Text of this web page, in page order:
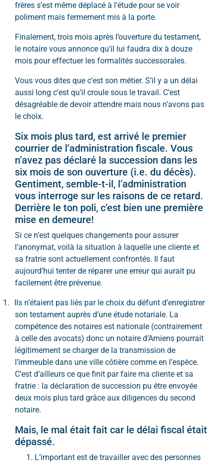
frères s’est même déplacé à l’étude pour se voir
poliment mais fermement mis à la porte.
Finalement, trois mois après l’ouverture du testament,
le notaire vous annonce qu’il lui faudra dix à douze
mois pour effectuer les formalités successorales.
Vous vous dites que c’est son métier. S’il y a un délai
aussi long c’est qu’il croule sous le travail. C’est
désagréable de devoir attendre mais nous n’avons pas
le choix.
Six mois plus tard, est arrivé le premier
courrier de l’administration fiscale. Vous
n’avez pas déclaré la succession dans les
six mois de son ouverture (i.e. du décès).
Gentiment, semble-t-il, l’administration
vous interroge sur les raisons de ce retard.
Derrière le ton poli, c’est bien une première
mise en demeure!
Si ce n’est quelques changements pour assurer
l’anonymat, voilà la situation à laquelle une cliente et
sa fratrie sont actuellement confrontés. Il faut
aujourd’hui tenter de réparer une erreur qui aurait pu
facilement être prévenue.
1.
Ils n’étaient pas liés par le choix du défunt d’enregistrer
son testament auprès d’une étude notariale. La
compétence des notaires est nationale (contrairement
à celle des avocats) donc un notaire d’Amiens pourrait
légitimement se charger de la transmission de
l’immeuble dans une ville côtière comme en l’espèce.
C’est d’ailleurs ce que finit par faire ma cliente et sa
fratrie : la déclaration de succession pu être envoyée
deux mois plus tard grâce aux diligences du second
notaire.
Mais, le mal était fait car le délai fiscal était
dépassé.
L’important est de travailler avec des personnes